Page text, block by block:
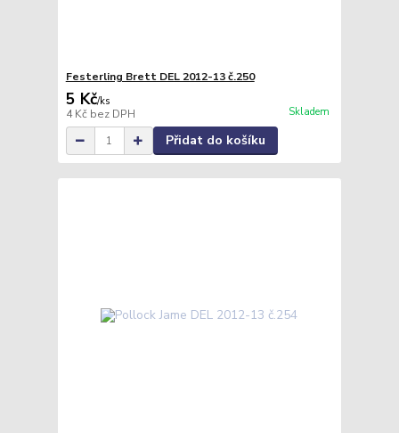
Festerling Brett DEL 2012-13 č.250
5 Kč/ks
4 Kč bez DPH Skladem
Přidat do košíku